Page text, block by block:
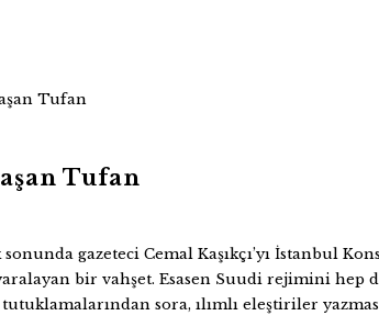
Tufan
Tufan
gazeteci Cemal Kaşıkçı’yı İstanbul
bir vahşet. Esasen Suudi rejimini hep
sora, ılımlı eleştiriler